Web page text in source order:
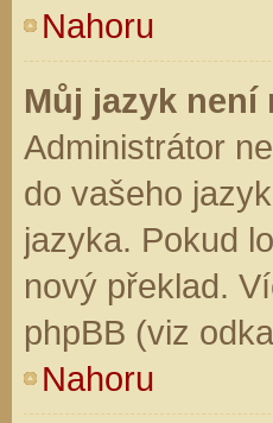
Nahoru
Můj jazyk není
Administrátor
do vašeho
jazyka. Pokud
nový překlad.
phpBB (viz
Nahoru